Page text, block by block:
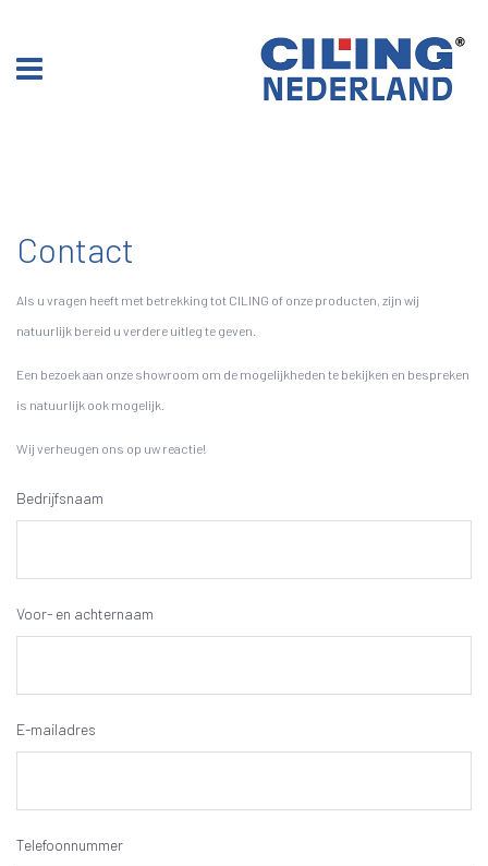
Contact
Als u vragen heeft met betrekking tot CILING of onze producten, zijn wij
natuurlijk bereid u verdere uitleg te geven.
Een bezoek aan onze showroom om de mogelijkheden te bekijken en bespreken
is natuurlijk ook mogelijk.
Wij verheugen ons op uw reactie!
Bedrijfsnaam
Voor- en achternaam
E-mailadres
Telefoonnummer